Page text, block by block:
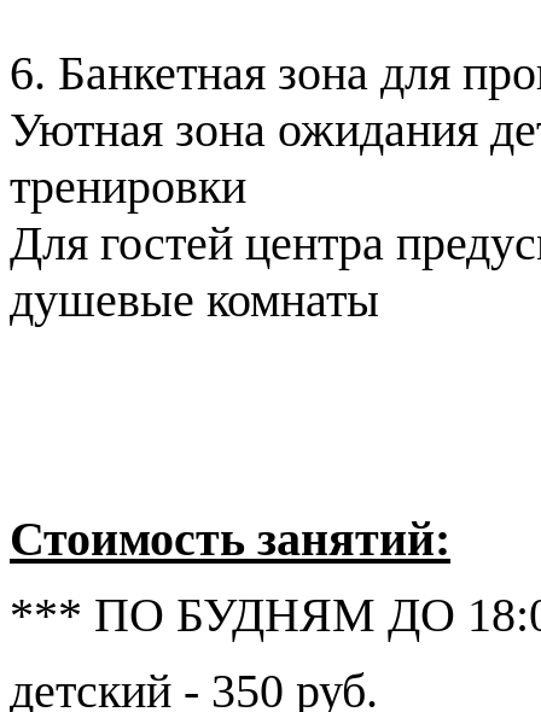
6. Банкетная зона для
Уютная зона ожидания
тренировки
Для гостей центра
душевые комнаты
Стоимость занятий:
*** ПО БУДНЯМ ДО
детский - 350 руб.